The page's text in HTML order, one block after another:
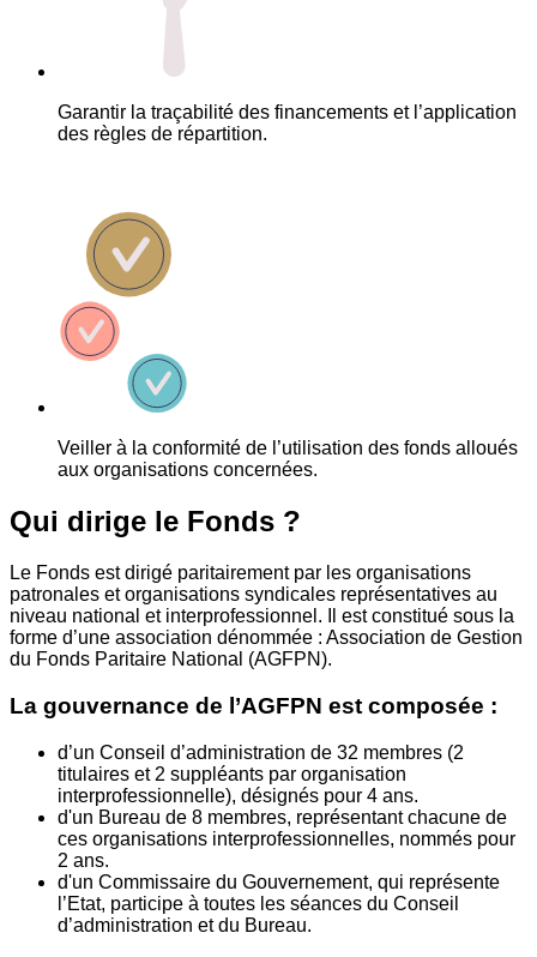
Garantir la traçabilité des financements et l’application
des règles de répartition.
Veiller à la conformité de l’utilisation des fonds alloués
aux organisations concernées.
Qui dirige le Fonds ?
Le Fonds est dirigé paritairement par les organisations
patronales et organisations syndicales représentatives au
niveau national et interprofessionnel. Il est constitué sous la
forme d’une association dénommée : Association de Gestion
du Fonds Paritaire National (AGFPN).
La gouvernance de l’AGFPN est composée :
d’un Conseil d’administration de 32 membres (2
titulaires et 2 suppléants par organisation
interprofessionnelle), désignés pour 4 ans.
d'un Bureau de 8 membres, représentant chacune de
ces organisations interprofessionnelles, nommés pour
2 ans.
d'un Commissaire du Gouvernement, qui représente
l’Etat, participe à toutes les séances du Conseil
d’administration et du Bureau.